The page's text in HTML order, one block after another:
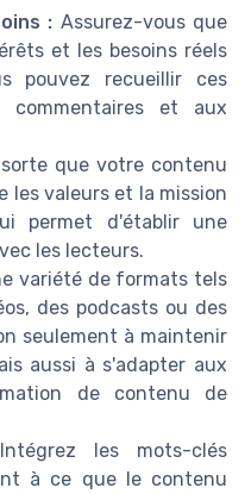
: Assurez-vous que
et les besoins réels
pouvez recueillir ces
commentaires et aux
que votre contenu
valeurs et la mission
permet d'établir une
les lecteurs.
variété de formats tels
des podcasts ou des
seulement à maintenir
aussi à s'adapter aux
de contenu de
Intégrez les mots-clés
à ce que le contenu